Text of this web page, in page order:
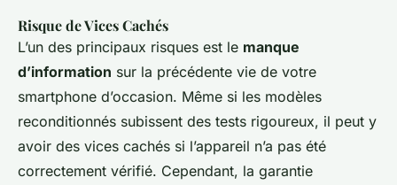
Risque de Vices Cachés
L’un des principaux risques est le manque
d’information sur la précédente vie de votre
smartphone d’occasion. Même si les modèles
reconditionnés subissent des tests rigoureux, il peut y
avoir des vices cachés si l’appareil n’a pas été
correctement vérifié. Cependant, la garantie